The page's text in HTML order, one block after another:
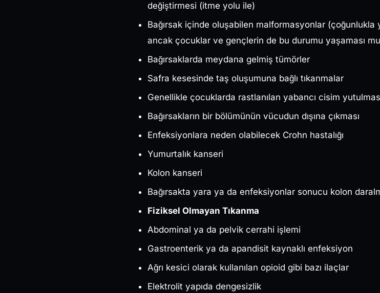
değiştirmesi (itme yolu ile)
Bağırsak içinde oluşabilen malformasyonlar
ancak çocuklar ve gençlerin de bu durumu yaşaması
Bağırsaklarda meydana gelmiş tümörler
Safra kesesinde taş oluşumuna bağlı tıkanmalar
Genellikle çocuklarda rastlanılan yabancı cisim
Bağırsakların bir bölümünün vücudun dışına çıkması
Enfeksiyonlara neden olabilecek Crohn hastalığı
Yumurtalık kanseri
Kolon kanseri
Bağırsakta yara ya da enfeksiyonlar sonucu kolon
Fiziksel Olmayan Tıkanma
Abdominal ya da pelvik cerrahi işlemi
Gastroenterik ya da apandisit kaynaklı enfeksiyon
Ağrı kesici olarak kullanılan opioid gibi bazı ilaçlar
Elektrolit yapıda dengesizlik